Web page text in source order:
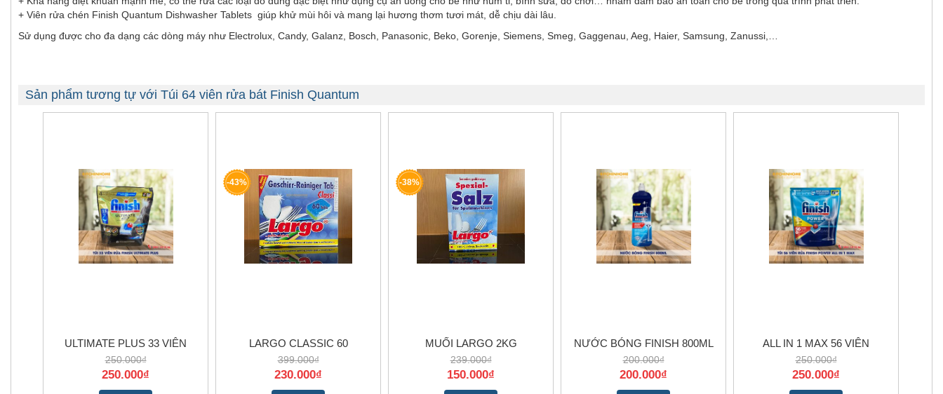
+ Viên rửa chén Finish Quantum Dishwasher Tablets giúp khử mùi hôi và mang lại hương thơm tươi mát, dễ chịu dài lâu.
Sử dụng được cho đa dạng các dòng máy như Electrolux, Candy, Galanz, Bosch, Panasonic, Beko, Gorenje, Siemens, Smeg, Gaggenau, Aeg, Haier, Samsung, Zanussi,…
Sản phẩm tương tự với Túi 64 viên rửa bát Finish Quantum
ULTIMATE PLUS 33 VIÊN
250.000₫
250.000₫
-43%
LARGO CLASSIC 60
399.000₫
230.000₫
-38%
MUỐI LARGO 2KG
239.000₫
150.000₫
NƯỚC BÓNG FINISH 800ML
200.000₫
200.000₫
ALL IN 1 MAX 56 VIÊN
250.000₫
250.000₫